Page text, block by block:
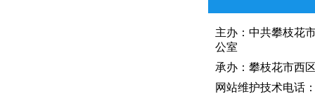
主办：中共攀枝
公室
承办：攀枝花市西
网站维护技术电话